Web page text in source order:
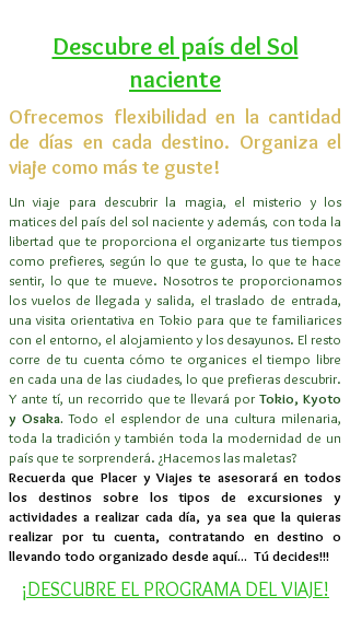
Descubre el país del Sol
naciente
Ofrecemos flexibilidad en la cantidad
de días en cada destino. Organiza el
viaje como más te guste!
Un viaje para descubrir la magia, el misterio y los
matices del país del sol naciente y además, con toda la
libertad que te proporciona el organizarte tus tiempos
como prefieres, según lo que te gusta, lo que te hace
sentir, lo que te mueve. Nosotros te proporcionamos
los vuelos de llegada y salida, el traslado de entrada,
una visita orientativa en Tokio para que te familiarices
con el entorno, el alojamiento y los desayunos. El resto
corre de tu cuenta cómo te organices el tiempo libre
en cada una de las ciudades, lo que prefieras descubrir.
Y ante tí, un recorrido que te llevará porTokio, Kyoto
y Osaka. Todo el esplendor de una cultura milenaria,
toda la tradición y también toda la modernidad de un
país que te sorprenderá. ¿Hacemos las maletas?
Recuerda que Placer y Viajes te asesorará en todos
los destinos sobre los tipos de excursiones y
actividades a realizar cada día, ya sea que la quieras
realizar por tu cuenta, contratando en destino o
llevando todo organizado desde aquí... Tú decides!!!
¡DESCUBRE EL PROGRAMA DEL VIAJE!